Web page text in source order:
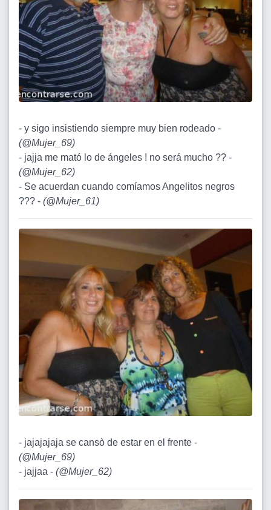
- y sigo insistiendo siempre muy bien rodeado -
(@Mujer_69)
- jajja me mató lo de ángeles ! no será mucho ?? -
(@Mujer_62)
- Se acuerdan cuando comíamos Angelitos negros
??? - (@Mujer_61)
- jajajajaja se cansò de estar en el frente -
(@Mujer_69)
- jajjaa - (@Mujer_62)